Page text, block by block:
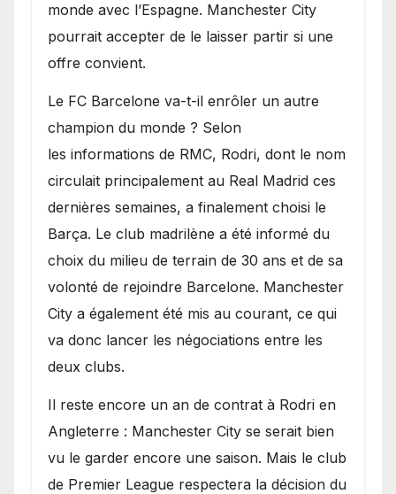
monde avec l’Espagne. Manchester City
pourrait accepter de le laisser partir si une
offre convient.
​Le FC Barcelone va-t-il enrôler un autre
champion du monde ? Selon
les informations de RMC, Rodri, dont le nom
circulait principalement au Real Madrid ces
dernières semaines, a finalement choisi le
Barça. Le club madrilène a été informé du
choix du milieu de terrain de 30 ans et de sa
volonté de rejoindre Barcelone. Manchester
City a également été mis au courant, ce qui
va donc lancer les négociations entre les
deux clubs.
​Il reste encore un an de contrat à Rodri en
Angleterre : Manchester City se serait bien
vu le garder encore une saison. Mais le club
de Premier League respectera la décision du